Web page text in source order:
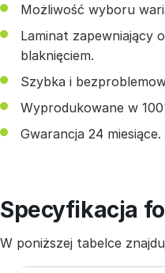
Możliwość wyboru
Laminat zapewniający
blaknięciem.
Szybka i
Wyprodukowane w
Gwarancja 24 miesiące.
Specyfikacja
W poniższej tabelce